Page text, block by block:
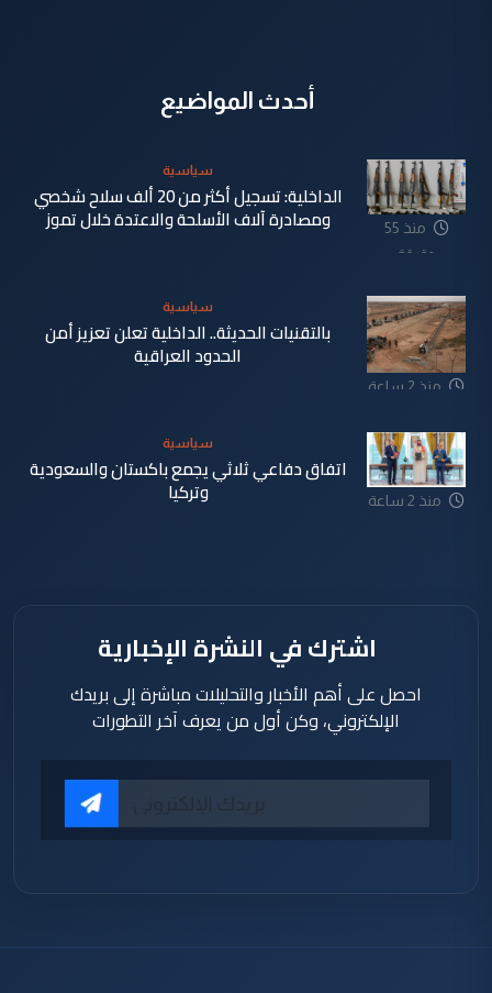
أحدث المواضيع
منذ 55
دقيقة
سياسية
الداخلية: تسجيل أكثر من 20 ألف سلاح شخصي
ومصادرة آلاف الأسلحة والاعتدة خلال تموز
منذ 2 ساعة
سياسية
بالتقنيات الحديثة.. الداخلية تعلن تعزيز أمن
الحدود العراقية
منذ 2 ساعة
سياسية
اتفاق دفاعي ثلاثي يجمع باكستان والسعودية
وتركيا
اشترك في النشرة الإخبارية
احصل على أهم الأخبار والتحليلات مباشرة إلى بريدك
الإلكتروني، وكن أول من يعرف آخر التطورات